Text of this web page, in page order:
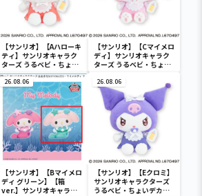
【サンリオ】【Aハローキ
ティ】サンリオキャラク
ターズ うるベビ・ちょい
デカドール
【サンリオ】【Cマイメロ
ディ】サンリオキャラク
ターズ うるベビ・ちょい
26.08.06
【サンリオ】【Bマイメロ
ディ グリーン】【箱
ver.】サンリオキャラク
26.08.06
【サンリオ】【Eクロミ】
サンリオキャラクターズ
うるベビ・ちょいデカド